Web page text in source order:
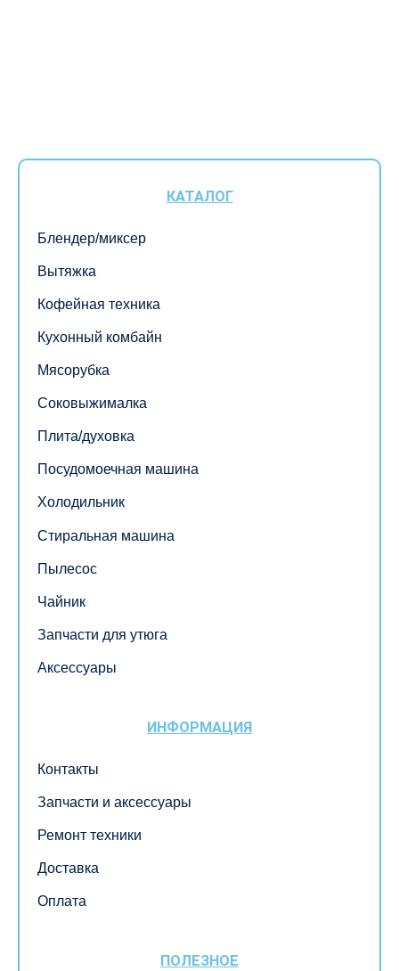
КАТАЛОГ
Блендер/миксер
Вытяжка
Кофейная техника
Кухонный комбайн
Мясорубка
Соковыжималка
Плита/духовка
Посудомоечная машина
Холодильник
Стиральная машина
Пылесос
Чайник
Запчасти для утюга
Аксессуары
ИНФОРМАЦИЯ
Контакты
Запчасти и аксессуары
Ремонт техники
Доставка
Оплата
ПОЛЕЗНОЕ